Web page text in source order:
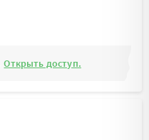
Открыть доступ.